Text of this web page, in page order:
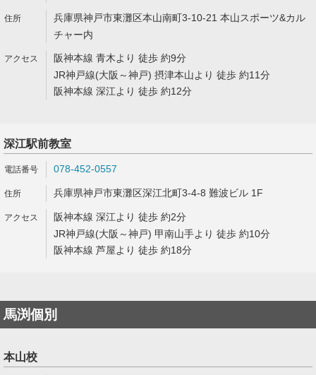
兵庫県神戸市東灘区本山南町3-10-21 本山スポーツ&カル
チャー内
阪神本線 青木より 徒歩 約9分
JR神戸線(大阪～神戸) 摂津本山より 徒歩 約11分
阪神本線 深江より 徒歩 約12分
深江駅前教室
078-452-0557
兵庫県神戸市東灘区深江北町3-4-8 難波ビル 1F
阪神本線 深江より 徒歩 約2分
JR神戸線(大阪～神戸) 甲南山手より 徒歩 約10分
阪神本線 芦屋より 徒歩 約18分
馬渕個別
本山校